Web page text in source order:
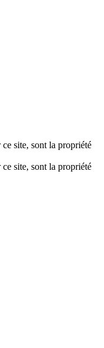
ce site, sont la propriété
ce site, sont la propriété